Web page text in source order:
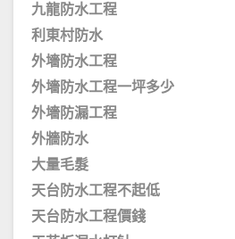
九龍防水工程
利東村防水
外墻防水工程
外墻防水工程一坪多少
外墻防漏工程
外牆防水
大量毛髮
天台防水工程不起低
天台防水工程價錢